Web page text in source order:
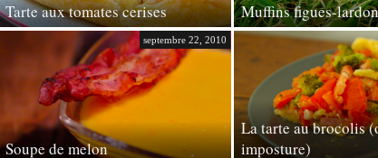
Tarte aux tomates cerises Muffins figues-
septembre 22, 2010
Soupe de melon
La tarte au brocolis
imposture)